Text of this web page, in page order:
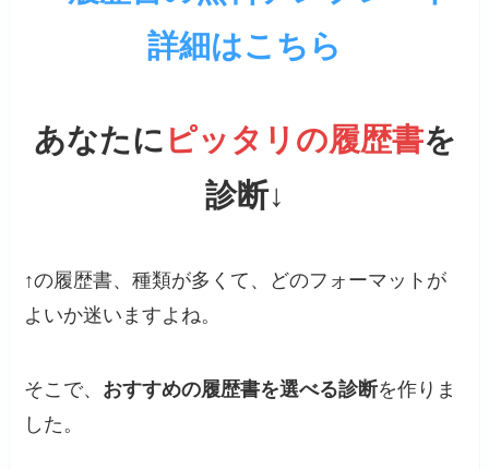
詳細はこちら
あなたに ピッタリの履歴書を
診断↓
↑の履歴書、種類が多くて、どのフォーマットが
よいか迷いますよね。
そこで、 おすすめの履歴書を選べる診断を作りま
した。